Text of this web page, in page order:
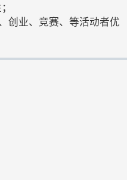
创业、竞赛、等活动者优